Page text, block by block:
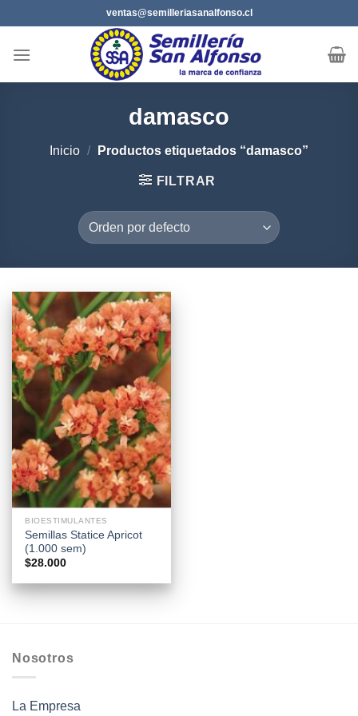
al
contenido
ventas@semilleriasanalfonso.cl
damasco
Inicio / Productos etiquetados “damasco”
FILTRAR
BIOESTIMULANTES
Semillas Statice Apricot
(1.000 sem)
$28.000
Nosotros
La Empresa